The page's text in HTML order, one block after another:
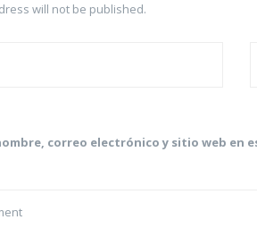
will not be published.
correo electrónico y sitio web en